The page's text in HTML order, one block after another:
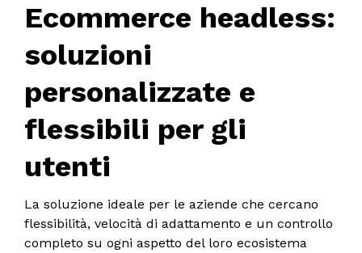
Ecommerce headless:
soluzioni
personalizzate e
flessibili per gli
utenti
La soluzione ideale per le aziende che cercano
flessibilità, velocità di adattamento e un controllo
completo su ogni aspetto del loro ecosistema